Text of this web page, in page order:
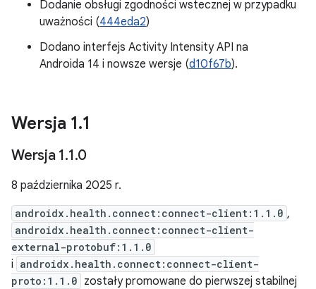
Dodanie obsługi zgodności wstecznej w przypadku
uważności (444eda2)
Dodano interfejs Activity Intensity API na
Androida 14 i nowsze wersje (d10f67b).
Wersja 1.1
Wersja 1.1.0
8 października 2025 r.
androidx.health.connect:connect-client:1.1.0 ,
androidx.health.connect:connect-client-
external-protobuf:1.1.0
i androidx.health.connect:connect-client-
proto:1.1.0 zostały promowane do pierwszej stabilnej